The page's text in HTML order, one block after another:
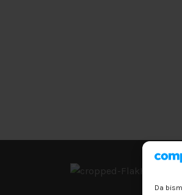
Da